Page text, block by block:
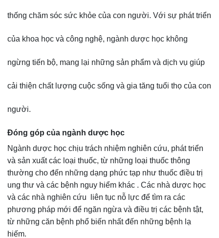
thống chăm sóc sức khỏe của con người. Với sự phát triển
của khoa học và công nghệ, ngành dược học không
ngừng tiến bộ, mang lại những sản phẩm và dịch vụ giúp
cải thiện chất lượng cuộc sống và gia tăng tuổi thọ của con
người.
Đóng góp của ngành dược học
Ngành dược học chịu trách nhiệm nghiên cứu, phát triển
và sản xuất các loại thuốc, từ những loại thuốc thông
thường cho đến những dạng phức tạp như thuốc điều trị
ung thư và các bệnh nguy hiểm khác . Các nhà dược học
và các nhà nghiên cứu liên tục nỗ lực để tìm ra các
phương pháp mới để ngăn ngừa và điều trị các bệnh tật,
từ những căn bệnh phổ biến nhất đến những bệnh lạ
hiếm.